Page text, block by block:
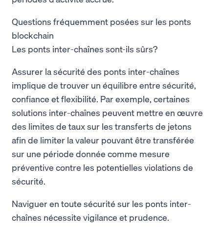
Questions fréquemment posées sur les ponts
blockchain
Les ponts inter-chaînes sont-ils sûrs?
Assurer la sécurité des ponts inter-chaînes
implique de trouver un équilibre entre sécurité,
confiance et flexibilité. Par exemple, certaines
solutions inter-chaînes peuvent mettre en œuvre
des limites de taux sur les transferts de jetons
afin de limiter la valeur pouvant être transférée
sur une période donnée comme mesure
préventive contre les potentielles violations de
sécurité.
Naviguer en toute sécurité sur les ponts inter-
chaînes nécessite vigilance et prudence.